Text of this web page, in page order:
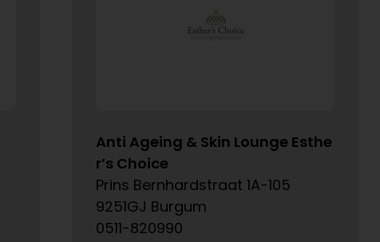
Anti Ageing & Skin Lounge Esthe
r’s Choice
Prins Bernhardstraat 1A-105
9251GJ Burgum
0511-820990